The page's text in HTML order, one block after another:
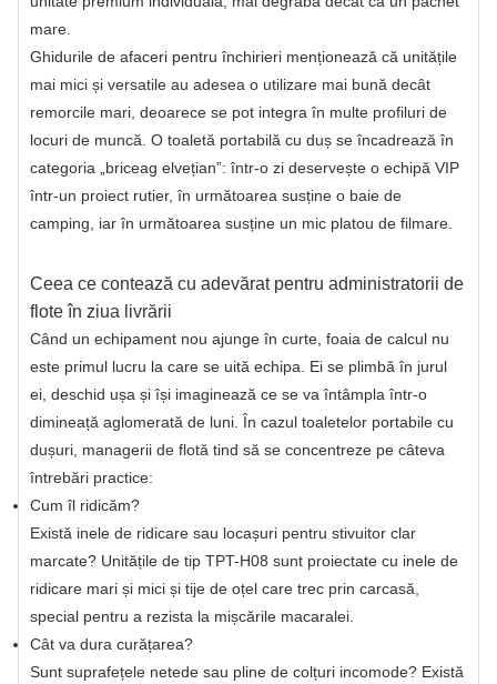
mare.
Ghidurile de afaceri pentru închirieri menționează că unitățile
mai mici și versatile au adesea o utilizare mai bună decât
remorcile mari, deoarece se pot integra în multe profiluri de
locuri de muncă. O toaletă portabilă cu duș se încadrează în
categoria „briceag elvețian”: într-o zi deservește o echipă VIP
într-un proiect rutier, în următoarea susține o baie de
camping, iar în următoarea susține un mic platou de filmare.
Ceea ce contează cu adevărat pentru administratorii de
flote în ziua livrării
Când un echipament nou ajunge în curte, foaia de calcul nu
este primul lucru la care se uită echipa. Ei se plimbă în jurul
ei, deschid ușa și își imaginează ce se va întâmpla într-o
dimineață aglomerată de luni. În cazul toaletelor portabile cu
dușuri, managerii de flotă tind să se concentreze pe câteva
întrebări practice:
Cum îl ridicăm?
Există inele de ridicare sau locașuri pentru stivuitor clar
marcate? Unitățile de tip TPT-H08 sunt proiectate cu inele de
ridicare mari și mici și tije de oțel care trec prin carcasă,
special pentru a rezista la mișcările macaralei.
Cât va dura curățarea?
Sunt suprafețele netede sau pline de colțuri incomode? Există